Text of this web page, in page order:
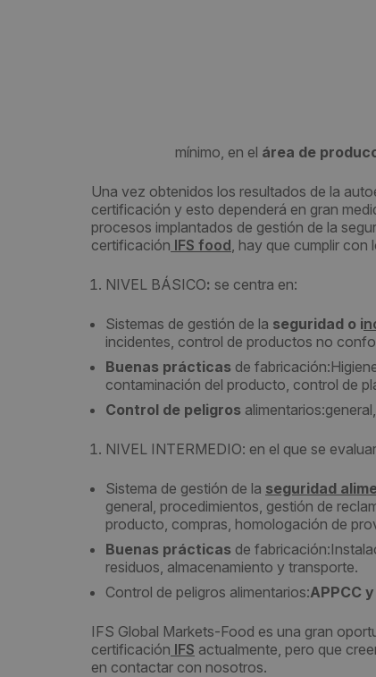
mínimo, en el área de
Una vez obtenidos los resultados de la
certificación y esto dependerá en gran
procesos implantados de gestión de la
certificación IFS food, hay que cumplir con
NIVEL BÁSICO: se centra en:
Sistemas de gestión de la seguridad o i
incidentes, control de productos no
Buenas prácticas de fabricación:
contaminación del producto, control de
Control de peligros alimentarios:
NIVEL INTERMEDIO: en el que se
Sistema de gestión de la seguridad
general, procedimientos, gestión de
producto, compras, homologación de
Buenas prácticas de fabricación:
residuos, almacenamiento y transporte.
Control de peligros alimentarios:APPCC
IFS Global Markets-Food es una gran
certificación IFS actualmente, pero que
en contactar con nosotros.